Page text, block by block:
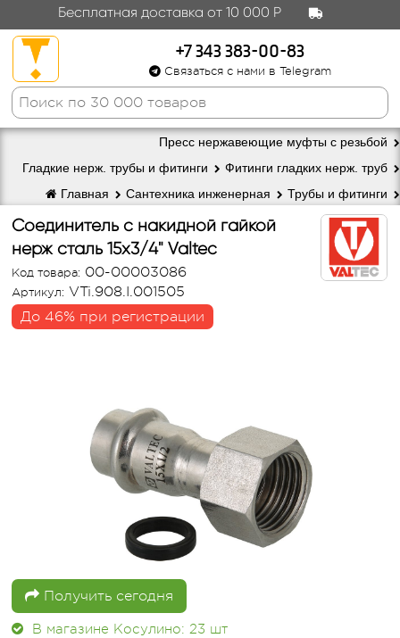
Бесплатная доставка от 10 000 Р
+7 343 383-00-83
Связаться с нами в Telegram
Пресс нержавеющие муфты с резьбой
Фитинги гладких нерж. труб
Гладкие нерж. трубы и фитинги
Трубы и фитинги
Сантехника инженерная
Главная
Соединитель с накидной гайкой
нерж сталь 15х3/4" Valtec
Код товара: 00-00003086
Артикул: VTi.908.I.001505
До 46% при регистрации
Получить сегодня
В магазине Косулино: 23 шт